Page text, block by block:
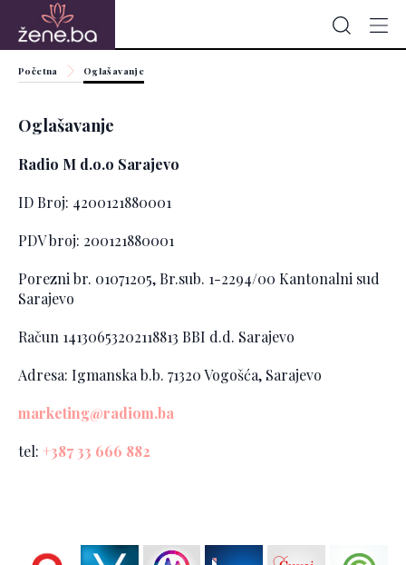
Početna Oglašavanje
Oglašavanje
Radio M d.o.o Sarajevo
ID Broj: 4200121880001
PDV broj: 200121880001
Porezni br. 01071205, Br.sub. 1-2294/00 Kantonalni sud
Sarajevo
Račun 14130653202118813 BBI d.d. Sarajevo
Adresa: Igmanska b.b. 71320 Vogošća, Sarajevo
marketing@radiom.ba
tel: +387 33 666 882